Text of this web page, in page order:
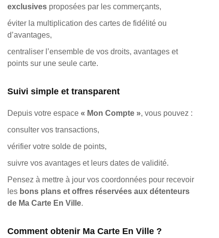
exclusives proposées par les commerçants,
éviter la multiplication des cartes de fidélité ou
d’avantages,
centraliser l’ensemble de vos droits, avantages et
points sur une seule carte.
Suivi simple et transparent
Depuis votre espace « Mon Compte », vous pouvez :
consulter vos transactions,
vérifier votre solde de points,
suivre vos avantages et leurs dates de validité.
Pensez à mettre à jour vos coordonnées pour recevoir
les bons plans et offres réservées aux détenteurs
de Ma Carte En Ville.
Comment obtenir Ma Carte En Ville ?